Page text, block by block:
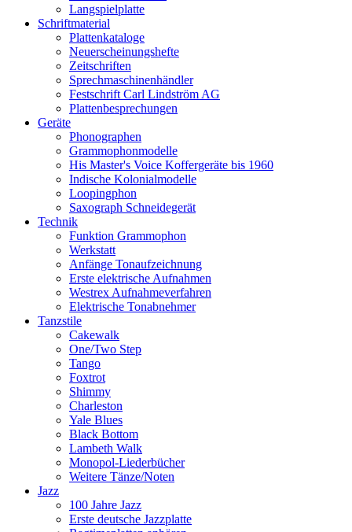
Langspielplatte
Schriftmaterial
Plattenkataloge
Neuerscheinungshefte
Zeitschriften
Sprechmaschinenhändler
Festschrift Carl Lindström AG
Plattenbesprechungen
Geräte
Phonographen
Grammophonmodelle
His Master's Voice Koffergeräte bis 1960
Indische Kolonialmodelle
Loopingphon
Saxograph Schneidegerät
Technik
Funktion Grammophon
Werkstatt
Anfänge Tonaufzeichnung
Erste elektrische Aufnahmen
Westrex Aufnahmeverfahren
Elektrische Tonabnehmer
Tanzstile
Cakewalk
One/Two Step
Tango
Foxtrot
Shimmy
Charleston
Yale Blues
Black Bottom
Lambeth Walk
Monopol-Liederbücher
Weitere Tänze/Noten
Jazz
100 Jahre Jazz
Erste deutsche Jazzplatte